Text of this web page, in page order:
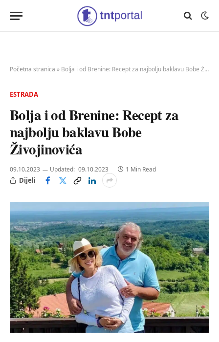
Početna stranica » Bolja i od Brenine: Recept za najbolju baklavu Bobe Živojinovića
ESTRADA
Bolja i od Brenine: Recept za
najbolju baklavu Bobe
Živojinovića
09.10.2023 Updated: 09.10.2023 1 Min Read
Dijeli